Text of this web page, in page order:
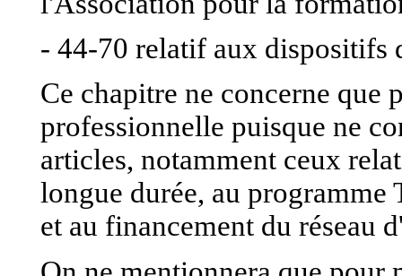
- 44-70 relatif aux dispositifs
Ce chapitre ne concerne
professionnelle puisque ne
articles, notamment ceux
longue durée, au programme
et au financement du réseau